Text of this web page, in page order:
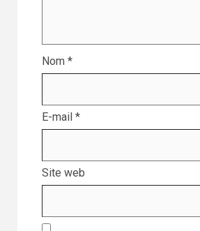
Nom *
E-mail *
Site web